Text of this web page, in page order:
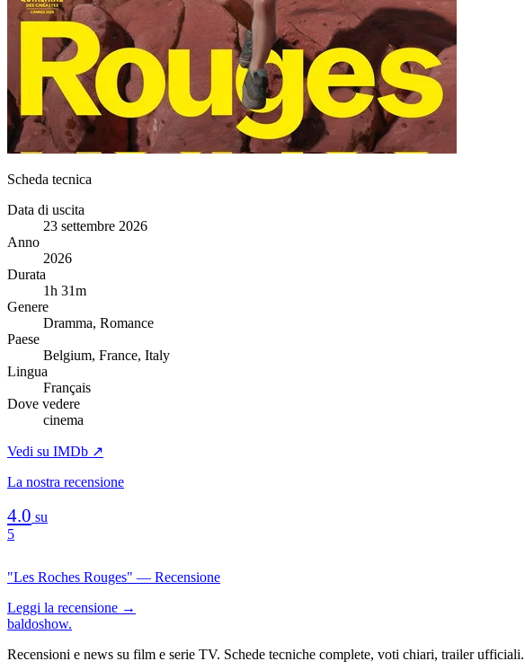
Scheda tecnica
Data di uscita
23 settembre 2026
Anno
2026
Durata
1h 31m
Genere
Dramma, Romance
Paese
Belgium, France, Italy
Lingua
Français
Dove vedere
cinema
Vedi su IMDb ↗
La nostra recensione
4.0 su
5
"Les Roches Rouges" — Recensione
Leggi la recensione →
baldoshow.
Recensioni e news su film e serie TV. Schede tecniche complete, voti chiari, trailer